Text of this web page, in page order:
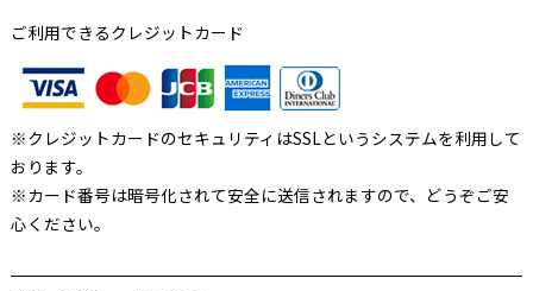
ご利用できるクレジットカード
※クレジットカードのセキュリティはSSLというシステムを利用して
おります。
※カード番号は暗号化されて安全に送信されますので、どうぞご安
心ください。